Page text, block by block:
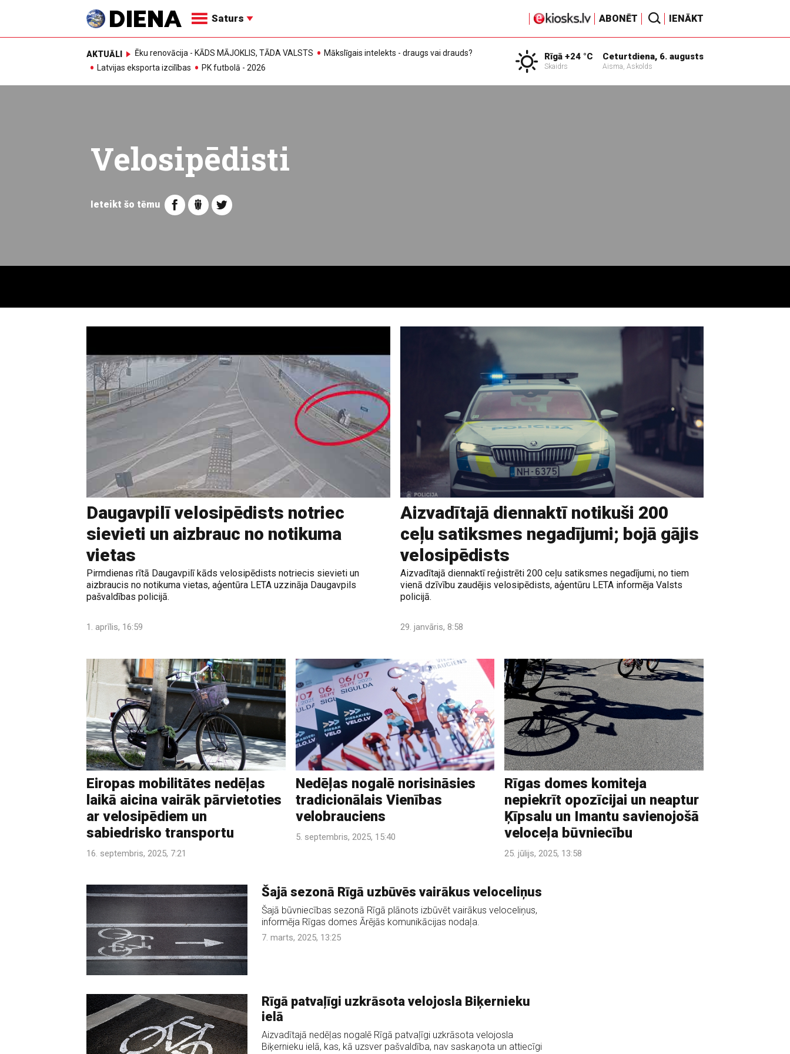
Saturs ABONĒT IENĀKT
AKTUĀLI Ēku renovācija - KĀDS MĀJOKLIS, TĀDA VALSTS
Mākslīgais intelekts - draugs vai drauds?
Latvijas eksporta izcilības
PK futbolā - 2026
Rīgā +24 °C
Skaidrs
Ceturtdiena, 6. augusts
Aisma, Askolds
Velosipēdisti
Ieteikt šo tēmu
Daugavpilī velosipēdists notriec
sievieti un aizbrauc no notikuma
vietas
Pirmdienas rītā Daugavpilī kāds velosipēdists notriecis sievieti un
aizbraucis no notikuma vietas, aģentūra LETA uzzināja Daugavpils
pašvaldības policijā.
1. aprīlis, 16:59
Aizvadītajā diennaktī notikuši 200
ceļu satiksmes negadījumi; bojā gājis
velosipēdists
Aizvadītajā diennaktī reģistrēti 200 ceļu satiksmes negadījumi, no tiem
vienā dzīvību zaudējis velosipēdists, aģentūru LETA informēja Valsts
policijā.
29. janvāris, 8:58
Eiropas mobilitātes nedēļas
laikā aicina vairāk pārvietoties
ar velosipēdiem un
sabiedrisko transportu
16. septembris, 2025, 7:21
Nedēļas nogalē norisināsies
tradicionālais Vienības
velobrauciens
5. septembris, 2025, 15:40
Rīgas domes komiteja
nepiekrīt opozīcijai un neaptur
Ķīpsalu un Imantu savienojošā
veloceļa būvniecību
25. jūlijs, 2025, 13:58
Šajā sezonā Rīgā uzbūvēs vairākus veloceliņus
Šajā būvniecības sezonā Rīgā plānots izbūvēt vairākus veloceliņus,
informēja Rīgas domes Ārējās komunikācijas nodaļa.
7. marts, 2025, 13:25
Rīgā patvaļīgi uzkrāsota velojosla Biķernieku
ielā
Aizvadītajā nedēļas nogalē Rīgā patvaļīgi uzkrāsota velojosla
Biķernieku ielā, kas, kā uzsver pašvaldība, nav saskaņota un attiecīgi